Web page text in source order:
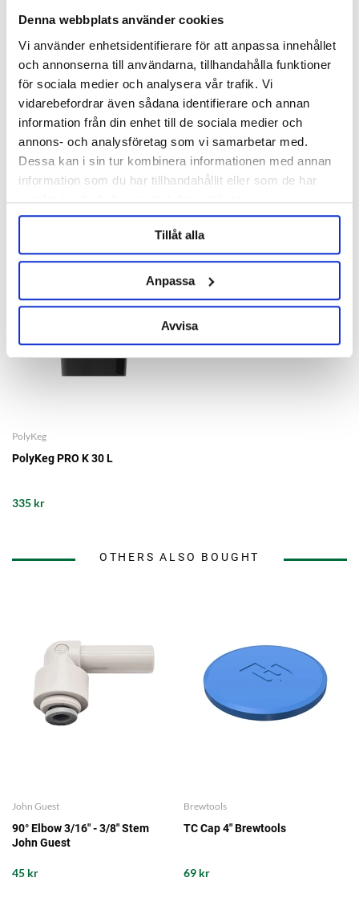
Denna webbplats använder cookies
Vi använder enhetsidentifierare för att anpassa innehållet
och annonserna till användarna, tillhandahålla funktioner
för sociala medier och analysera vår trafik. Vi
vidarebefordrar även sådana identifierare och annan
information från din enhet till de sociala medier och
annons- och analysföretag som vi samarbetar med.
Dessa kan i sin tur kombinera informationen med annan
information som du har tillhandahållit eller som de har
samlat in när du har använt deras tjänster.
Tillåt alla
Anpassa
Avvisa
PolyKeg
PolyKeg PRO K 20 L
PolyKeg
PolyKeg PRO K 24 L
269 kr
PolyKeg
PolyKeg PRO K 30 L
335 kr
OTHERS ALSO BOUGHT
John Guest
90° Elbow 3/16" - 3/8" Stem
John Guest
45 kr
Brewtools
TC Cap 4" Brewtools
69 kr